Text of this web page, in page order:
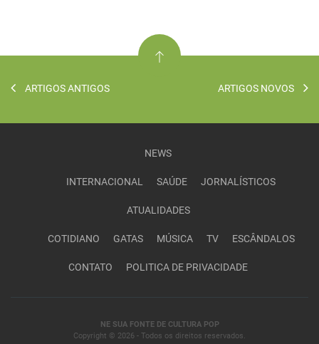
ARTIGOS ANTIGOS ARTIGOS NOVOS
NEWS
INTERNACIONAL SAÚDE JORNALÍSTICOS
ATUALIDADES
COTIDIANO GATAS MÚSICA TV ESCÂNDALOS
CONTATO POLITICA DE PRIVACIDADE
NE SUA FONTE DE CULTURA POP
Copyright © 2026 - Todos os direitos reservados.